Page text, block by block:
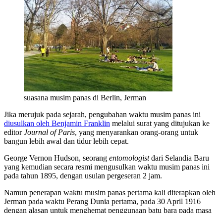
suasana musim panas di Berlin, Jerman
Jika merujuk pada sejarah, pengubahan waktu musim panas ini
diusulkan oleh Benjamin Franklin melalui surat yang ditujukan ke
editorJournal of Paris, yang menyarankan orang-orang untuk
bangun lebih awal dan tidur lebih cepat.
George Vernon Hudson, seorang entomologistdari Selandia Baru
yang kemudian secara resmi mengusulkan waktu musim panas ini
pada tahun 1895, dengan usulan pergeseran 2 jam.
Namun penerapan waktu musim panas pertama kali diterapkan oleh
Jerman pada waktu Perang Dunia pertama, pada 30 April 1916
dengan alasan untuk menghemat penggunaan batu bara pada masa